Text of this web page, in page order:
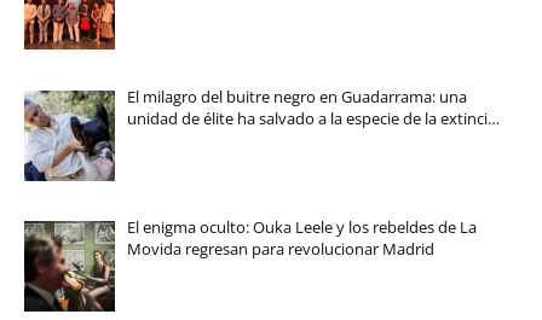
El milagro del buitre negro en Guadarrama: una
unidad de élite ha salvado a la especie de la extinci…
El enigma oculto: Ouka Leele y los rebeldes de La
Movida regresan para revolucionar Madrid